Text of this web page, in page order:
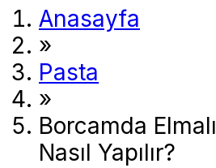
Anasayfa
»
Pasta
»
Borcamda
Nasıl Yapılır?